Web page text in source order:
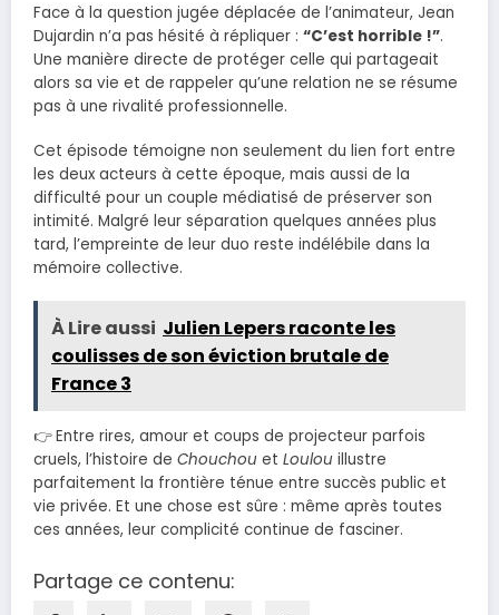
Face à la question jugée déplacée de l’animateur, Jean
Dujardin n’a pas hésité à répliquer : “C’est horrible !”.
Une manière directe de protéger celle qui partageait
alors sa vie et de rappeler qu’une relation ne se résume
pas à une rivalité professionnelle.
Cet épisode témoigne non seulement du lien fort entre
les deux acteurs à cette époque, mais aussi de la
difficulté pour un couple médiatisé de préserver son
intimité. Malgré leur séparation quelques années plus
tard, l’empreinte de leur duo reste indélébile dans la
mémoire collective.
À Lire aussi Julien Lepers raconte les
coulisses de son éviction brutale de
France 3
👉 Entre rires, amour et coups de projecteur parfois
cruels, l’histoire de Chouchou et Loulou illustre
parfaitement la frontière ténue entre succès public et
vie privée. Et une chose est sûre : même après toutes
ces années, leur complicité continue de fasciner.
Partage ce contenu: